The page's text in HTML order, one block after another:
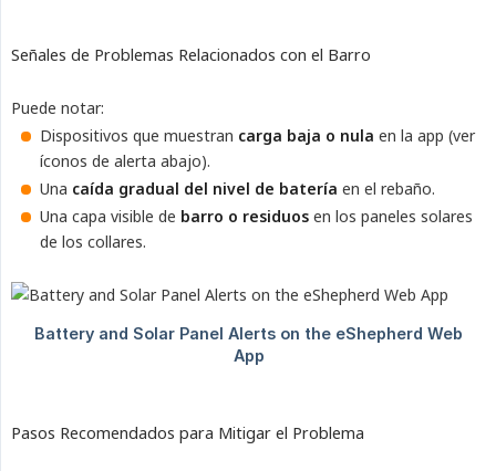
Señales de Problemas Relacionados con el Barro
Puede notar:
Dispositivos que muestran carga baja o nula en la app (ver
íconos de alerta abajo).
Una caída gradual del nivel de batería en el rebaño.
Una capa visible de barro o residuos en los paneles solares
de los collares.
Pasos Recomendados para Mitigar el Problema